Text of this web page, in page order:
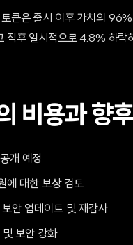
큰은 출시 이후 가치의
직후 일시적으로 4.8% 하
비용과 향후
개 예정
에 대한 보상 검토
안 업데이트 및 재감사
및 보안 강화